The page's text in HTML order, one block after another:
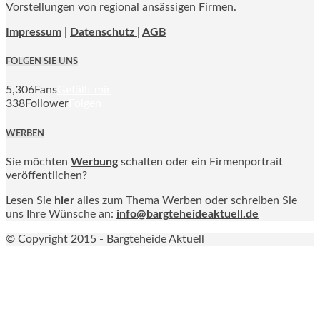
Vorstellungen von regional ansässigen Firmen.
Impressum Datenschutz | AGB
FOLGEN SIE UNS
5,306Fans
338Follower
WERBEN
Sie möchten Werbung schalten oder ein Firmenportrait
veröffentlichen?
Lesen Sie hier alles zum Thema Werben oder schreiben Sie
uns Ihre Wünsche an: info@bargteheideaktuell.de
© Copyright 2015 - Bargteheide Aktuell